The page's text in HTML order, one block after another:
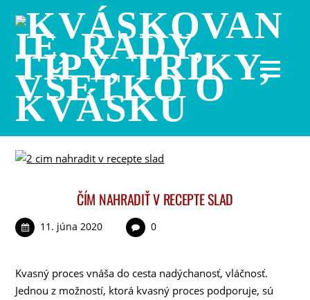
ČÍM NAHRADIŤ V RECEPTE SLAD
11. júna 2020 0
Kvasný proces vnáša do cesta nadýchanosť, vláčnosť.
Jednou z možností, ktorá kvasný proces podporuje, sú